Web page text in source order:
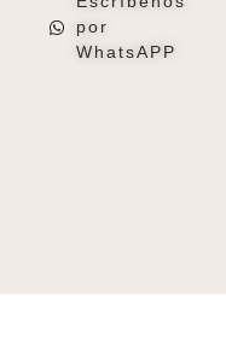
por
WhatsAPP